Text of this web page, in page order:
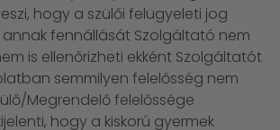
hogy a szülői felügyeleti jog
fennállását Szolgáltató nem
is ellenőrizheti ekként Szolgáltatót
semmilyen felelősség nem
Megrendelő felelőssége
hogy a kiskorú gyermek